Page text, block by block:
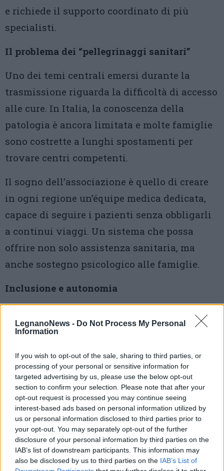
LegnanoNews - Do Not Process My Personal
Information
If you wish to opt-out of the sale, sharing to third parties, or
processing of your personal or sensitive information for
targeted advertising by us, please use the below opt-out
section to confirm your selection. Please note that after your
opt-out request is processed you may continue seeing
interest-based ads based on personal information utilized by
us or personal information disclosed to third parties prior to
your opt-out. You may separately opt-out of the further
disclosure of your personal information by third parties on the
IAB’s list of downstream participants. This information may
also be disclosed by us to third parties on the IAB’s List of
e richiede il supporto coordinato di più
specialisti.
Il problema dei “pellegrinaggi sanitari”
Uno dei temi centrali emersi durante la
trasmissione riguarda la difficoltà di accesso
alle cure. In Italia, la conoscenza della
patologia è ancora limitata e molte famiglie
sono costrette a lunghi spostamenti per
trovare centri competenti.
Il sogno dell’associazione è quello di creare
in ogni regione un’équipe medica dedicata,
capace di seguire i pazienti senza obbligarli
a continui viaggi. Un sistema che possa
offrire non solo assistenza sanitaria, ma
anche sostegno psicologico alle famiglie.
Inclusione e autonomia
anche le difficoltà quotidiane legate
delle persone con disabilità. La gestione di
una malattia rara può incidere
profondamente sulla vita sociale e
professionale, rendendo ancora più
importante la costruzione di reti di supporto.
Attraverso Gentian APS, l’obiettivo è dare
voce a chi convive con la sindrome di